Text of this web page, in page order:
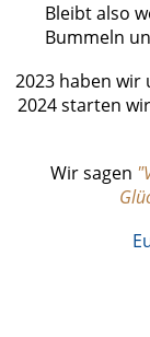
Bleibt also
Bummeln
2023 haben wir
2024 starten
Wir sagen